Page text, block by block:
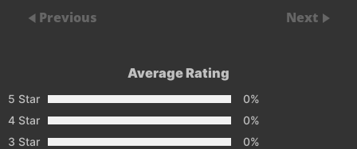
Previous Next
Average Rating
5 Star
0%
4 Star
0%
3 Star
0%